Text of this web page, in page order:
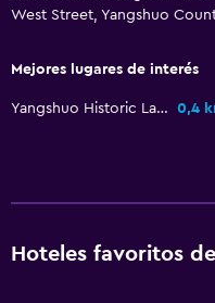
West Street, Yangshuo
Mejores lugares de interés
Yangshuo Historic Landscape Park 0,4
Hoteles favoritos